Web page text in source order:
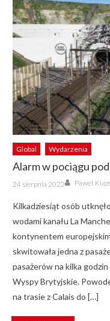
Global Wydarzenia
Alarm w pociągu
Posted
on
24 sierpnia 2022 Author
Paweł
Kilkadziesiąt osób
wodami kanału La
kontynentem
skwitowała jedna z
pasażerów na kilka
Wyspy Brytyjskie.
na trasie z Calais do […]